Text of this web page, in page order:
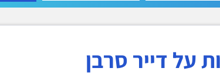
על דייר סרבן